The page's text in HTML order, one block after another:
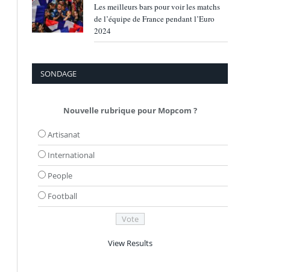
Les meilleurs bars pour voir les matchs
de l’équipe de France pendant l’Euro
2024
SONDAGE
Nouvelle rubrique pour Mopcom ?
Artisanat
International
People
Football
View Results